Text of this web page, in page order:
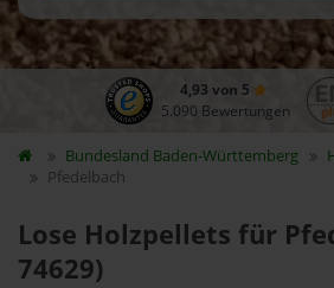
4,93 von 5
5.090 Bewertungen
Bundesland Baden-Württemberg
Pfedelbach
Lose Holzpellets für
74629)